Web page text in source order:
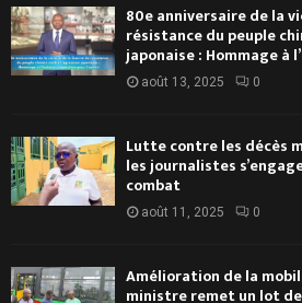
80e anniversaire de la
résistance du peuple
japonaise : Hommage à
août 13, 2025 0
Lutte contre les décès
les journalistes
combat
août 11, 2025 0
Amélioration de la
ministre remet un lot de